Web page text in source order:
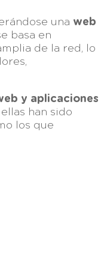
una web
basa en
de la red, lo
y aplicaciones
han sido
los que